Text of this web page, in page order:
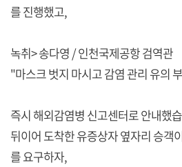
를 진행했고,
녹취> 송다영 / 인천국제공항 검역관
"마스크 벗지 마시고 감염 관리 유의
즉시 해외감염병 신고센터로 안내했
뒤이어 도착한 유증상자 옆자리 승객
를 요구하자,